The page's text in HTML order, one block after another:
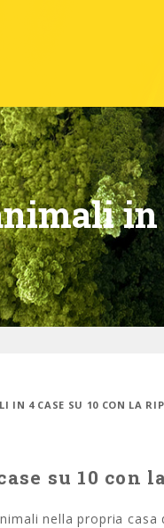
in
IN 4 CASE SU 10 CON LA
su 10 con
nella propria